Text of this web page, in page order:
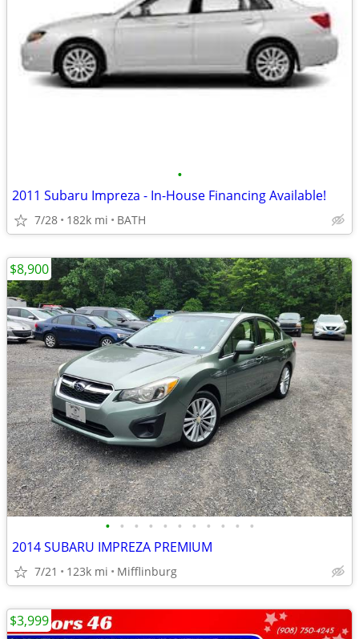
•
2011 Subaru Impreza - In-House Financing Available!
7/28 182k mi BATH
• • • • • • • • • • •
2014 SUBARU IMPREZA PREMIUM
7/21 123k mi Mifflinburg
$8,900
$3,999